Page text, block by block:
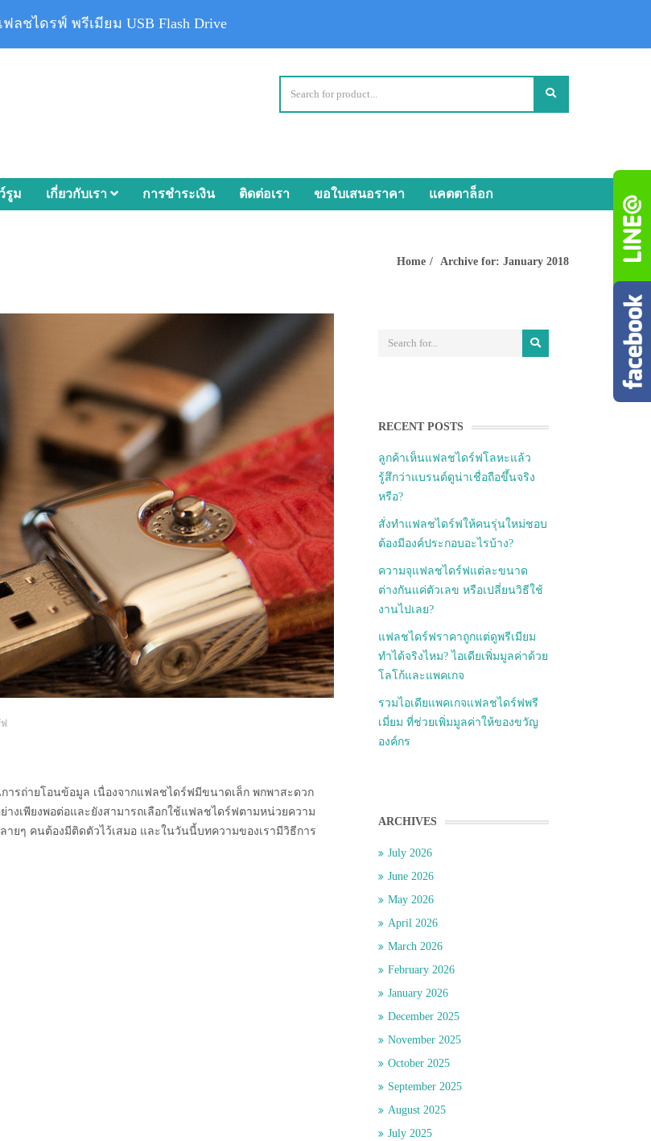
รูม เกี่ยวกับเรา การชำระเงิน ติดต่อเรา ขอใบเสนอราคา แคตตาล็อก
Home Archive for: January 2018
รถ่ายโอนข้อมูล เนื่องจากแฟลชไดร์ฟมีขนาดเล็ก พกพาสะดวก
งเพียงพอต่อและยังสามารถเลือกใช้แฟลชไดร์ฟตามหน่วยความ
ยๆ คนต้องมีติดตัวไว้เสมอ และในวันนี้บทความของเรามีวิธีการ
RECENT POSTS
ลูกค้าเห็นแฟลชไดร์ฟโลหะแล้ว
รู้สึกว่าแบรนด์ดูน่าเชื่อถือขึ้นจริง
หรือ?
สั่งทำแฟลชไดร์ฟให้คนรุ่นใหม่ชอบ
ต้องมีองค์ประกอบอะไรบ้าง?
ความจุแฟลชไดร์ฟแต่ละขนาด
ต่างกันแค่ตัวเลข หรือเปลี่ยนวิธีใช้
งานไปเลย?
แฟลชไดร์ฟราคาถูกแต่ดูพรีเมียม
ทำได้จริงไหม? ไอเดียเพิ่มมูลค่าด้วย
โลโก้และแพคเกจ
รวมไอเดียแพคเกจแฟลชไดร์ฟพรี
เมี่ยม ที่ช่วยเพิ่มมูลค่าให้ของขวัญ
องค์กร
ARCHIVES
July 2026
June 2026
May 2026
April 2026
March 2026
February 2026
January 2026
December 2025
November 2025
October 2025
September 2025
August 2025
July 2025
ลชไดรฟ์ พรีเมียม USB Flash Drive